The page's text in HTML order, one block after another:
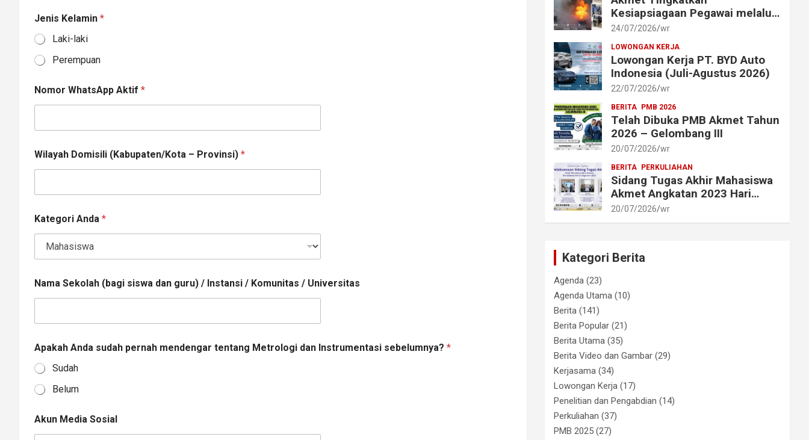
Jenis Kelamin *
Laki-laki
Perempuan
D
o
i
i
l
i
k
n
Nomor WhatsApp Aktif *
Wilayah Domisili (Kabupaten/Kota – Provinsi) *
Kategori Anda *
Nama Sekolah (bagi siswa dan guru) / Instansi / Komunitas / Universitas
Apakah Anda sudah pernah mendengar tentang Metrologi dan Instrumentasi sebelumnya? *
Sudah
Belum
Akun Media Sosial
Kesiapsiagaan Pegawai melalui
Simulasi Penggunaan Alat
24/07/2026 wr
LOWONGAN KERJA
Lowongan Kerja PT. BYD Auto
Indonesia (Juli-Agustus 2026)
22/07/2026 wr
BERITA PMB 2026
Telah Dibuka PMB Akmet Tahun
2026 – Gelombang III
20/07/2026 wr
BERITA PERKULIAHAN
Sidang Tugas Akhir Mahasiswa
Akmet Angkatan 2023 Hari
Pertama dan Kedua
Berlangsung Lancar
20/07/2026 wr
Kategori Berita
Agenda (23)
Agenda Utama (10)
Berita (141)
Berita Popular (21)
Berita Utama (35)
Berita Video dan Gambar (29)
Kerjasama (34)
Lowongan Kerja (17)
Penelitian dan Pengabdian (14)
Perkuliahan (37)
PMB 2025 (27)